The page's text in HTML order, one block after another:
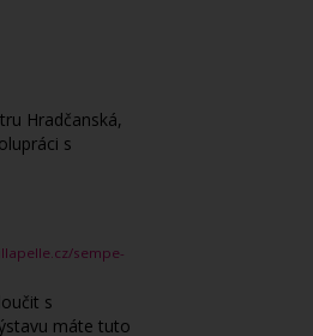
Hradčanská,
s
sempe-
s
máte tuto